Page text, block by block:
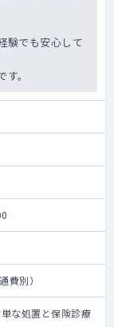
験でも安心して
。
費別）
な処置と保険診療